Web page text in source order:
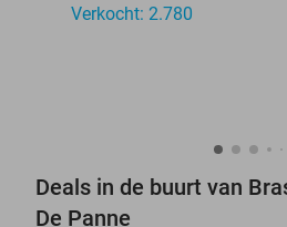
Verkocht: 2.780
Deals in de buurt van
De Panne